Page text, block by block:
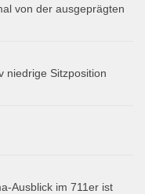
von der ausgeprägten
niedrige Sitzposition
Ausblick im 711er ist